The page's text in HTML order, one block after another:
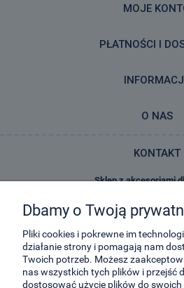
MOJE
PŁATNOŚCI I
O NAS
KONTAKT
Sklep z akcesoriami
29-Listopada
32-050 Skawina
kontakt@e-
Dbamy o Twoją
Pliki cookies i pokrewne im
działanie strony i pomagają nam
Twoich potrzeb. Możesz
nas wszystkich tych plików i przejść
dostosować użycie plików do